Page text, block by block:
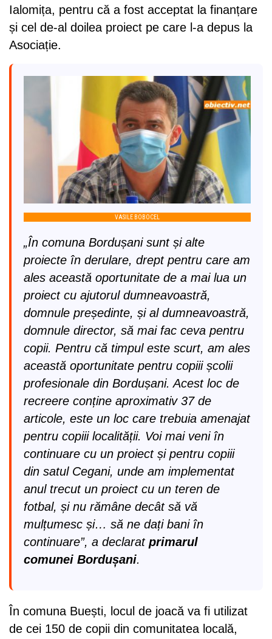
Ialomița, pentru că a fost acceptat la finanțare
și cel de-al doilea proiect pe care l-a depus la
Asociație.
VASILE BOBOCEL
„În comuna Bordușani sunt și alte
proiecte în derulare, drept pentru care am
ales această oportunitate de a mai lua un
proiect cu ajutorul dumneavoastră,
domnule președinte, și al dumneavoastră,
domnule director, să mai fac ceva pentru
copii. Pentru că timpul este scurt, am ales
această oportunitate pentru copiii școlii
profesionale din Bordușani. Acest loc de
recreere conține aproximativ 37 de
articole, este un loc care trebuia amenajat
pentru copiii localității. Voi mai veni în
continuare cu un proiect și pentru copiii
din satul Cegani, unde am implementat
anul trecut un proiect cu un teren de
fotbal, și nu rămâne decât să vă
mulțumesc și… să ne dați bani în
continuare”, a declarat primarul
comunei Bordușani.
În comuna Buești, locul de joacă va fi utilizat
de cei 150 de copii din comunitatea locală,